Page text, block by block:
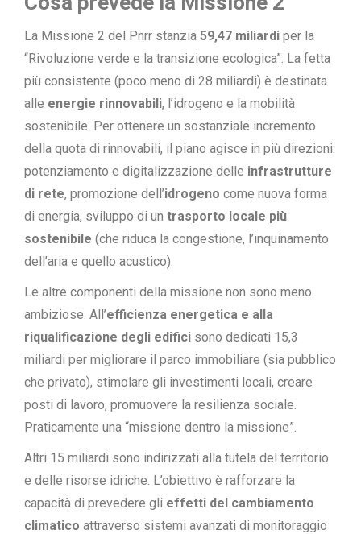
La Missione 2 del Pnrr stanzia 59,47 miliardi per la
“Rivoluzione verde e la transizione ecologica”. La fetta
più consistente (poco meno di 28 miliardi) è destinata
alle energie rinnovabili, l’idrogeno e la mobilità
sostenibile. Per ottenere un sostanziale incremento
della quota di rinnovabili, il piano agisce in più direzioni:
potenziamento e digitalizzazione delle infrastrutture
di rete, promozione dell’idrogeno come nuova forma
di energia, sviluppo di un trasporto locale più
sostenibile (che riduca la congestione, l’inquinamento
dell’aria e quello acustico).
Le altre componenti della missione non sono meno
ambiziose. All’efficienza energetica e alla
riqualificazione degli edifici sono dedicati 15,3
miliardi per migliorare il parco immobiliare (sia pubblico
che privato), stimolare gli investimenti locali, creare
posti di lavoro, promuovere la resilienza sociale.
Praticamente una “missione dentro la missione”.
Altri 15 miliardi sono indirizzati alla tutela del territorio
e delle risorse idriche. L’obiettivo è rafforzare la
capacità di prevedere gli effetti del cambiamento
climatico attraverso sistemi avanzati di monitoraggio